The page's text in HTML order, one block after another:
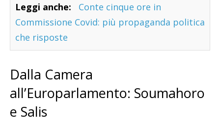
Leggi anche:
Conte cinque ore in
Commissione Covid: più propaganda politica
che risposte
Dalla Camera
all’Europarlamento: Soumahoro
e Salis